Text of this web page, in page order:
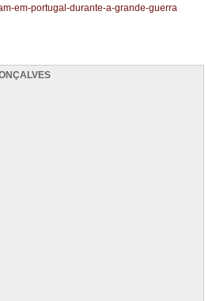
em-portugal-durante-a-grande-guerra